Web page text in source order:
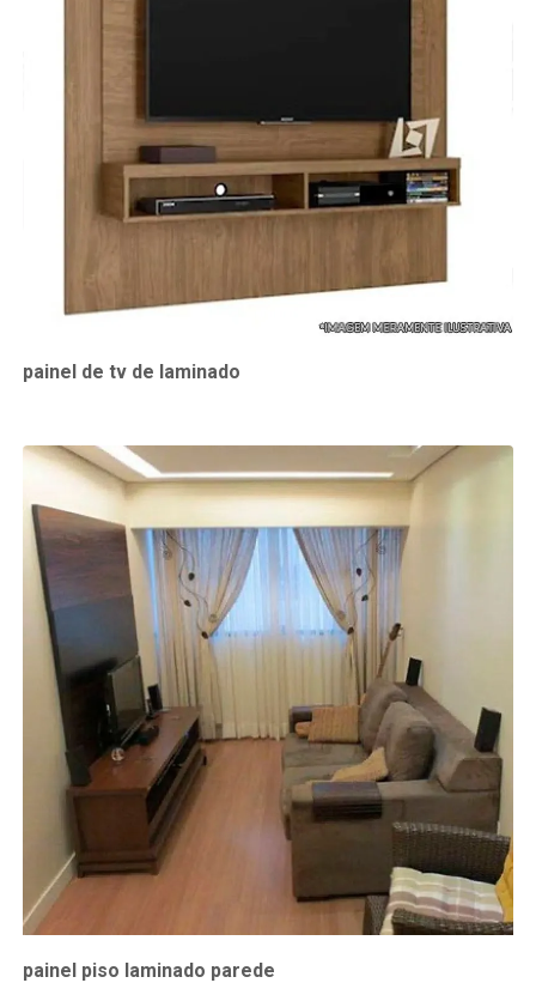
painel de tv de laminado
painel piso laminado parede